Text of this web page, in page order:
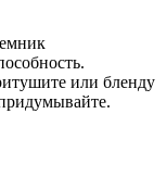
или бленду